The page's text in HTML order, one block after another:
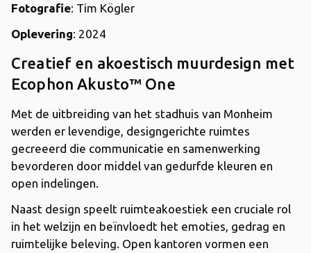
Fotografie: Tim Kögler
Oplevering: 2024
Creatief en akoestisch muurdesign met
Ecophon Akusto™ One
Met de uitbreiding van het stadhuis van Monheim
werden er levendige, designgerichte ruimtes
gecreeerd die communicatie en samenwerking
bevorderen door middel van gedurfde kleuren en
open indelingen.
Naast design speelt ruimteakoestiek een cruciale rol
in het welzijn en beïnvloedt het emoties, gedrag en
ruimtelijke beleving. Open kantoren vormen een